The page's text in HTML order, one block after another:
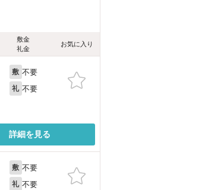
敷金
礼金
お気に入り
敷 不要
礼 不要
詳細を見る
敷 不要
礼 不要